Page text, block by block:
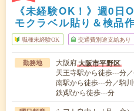
《未経験OK！》週0日
モクラベル貼り＆検品
職種未経験OK 交通費別途支給あり
勤務地 大阪府大阪市平野区
天王寺駅から徒歩---分
南駅から徒歩---分／駒
鉄)駅から徒歩---分